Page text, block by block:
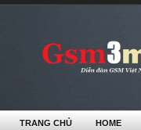
TRANG CHỦ HOME